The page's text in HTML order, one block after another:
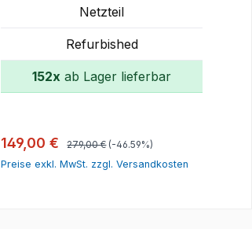
Netzteil
Refurbished
152x ab Lager lieferbar
Verkaufspreis:
149,00 € Regulärer Preis:
279,00 € (-46.59%)
Preise exkl. MwSt. zzgl. Versandkosten
In den Warenkorb